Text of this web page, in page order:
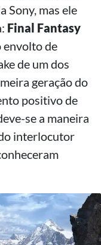
Sony, mas ele
Final Fantasy
envolto de
de um dos
geração do
positivo de
se a maneira
interlocutor